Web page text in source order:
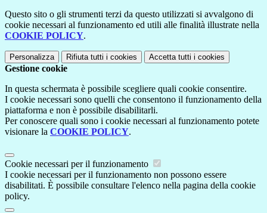
Questo sito o gli strumenti terzi da questo utilizzati si avvalgono di
cookie necessari al funzionamento ed utili alle finalità illustrate nella
COOKIE POLICY.
Personalizza Rifiuta tutti i cookies Accetta tutti i cookies
Gestione cookie
In questa schermata è possibile scegliere quali cookie consentire.
I cookie necessari sono quelli che consentono il funzionamento della
piattaforma e non è possibile disabilitarli.
Per conoscere quali sono i cookie necessari al funzionamento potete
visionare la COOKIE POLICY.
Cookie necessari per il funzionamento
I cookie necessari per il funzionamento non possono essere
disabilitati. È possibile consultare l'elenco nella pagina della cookie
policy.